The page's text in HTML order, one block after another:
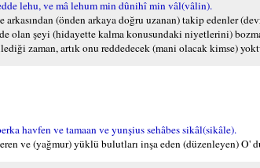
lehu, ve mâ lehum min dûnihî min vâl(vâlin).
(önden arkaya doğru uzanan) takip edenler
şeyi (hidayette kalma konusundaki niyetlerini)
zaman, artık onu reddedecek (mani olacak kimse)
havfen ve tamaan ve yunşius sehâbes sikâl(sikâle).
ve (yağmur) yüklü bulutları inşa eden (düzenleyen) O'